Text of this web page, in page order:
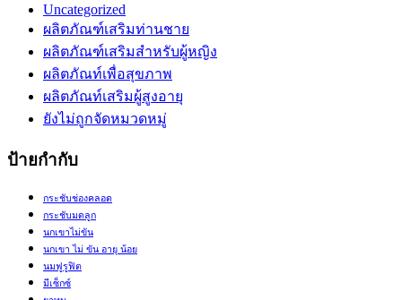
Uncategorized
ผลิตภัณฑ์เสริมท่านชาย
ผลิตภัณฑ์เสริมสำหรับผู้หญิง
ผลิตภัณท์เพื่อสุขภาพ
ผลิตภัณท์เสริมผู้สูงอายุ
ยังไม่ถูกจัดหมวดหมู่
ป้ายกำกับ
กระชับช่องคลอด
กระชับมดลูก
นกเขาไม่ขัน
นกเขา ไม่ ขัน อายุ น้อย
นมฟูรูฟิต
มีเซ็กซ์